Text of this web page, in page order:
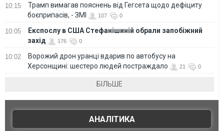
10:15
Трамп вимагав пояснень від Гегсета щодо дефіциту
боєприпасів, - ЗМІ
107 0
10:05
Експослу в США Стефанішиній обрали запобіжний
захід
176 0
10:02
Ворожий дрон уранці вдарив по автобусу на
Херсонщині: шестеро людей постраждало
21 0
БІЛЬШЕ
АНАЛІТИКА